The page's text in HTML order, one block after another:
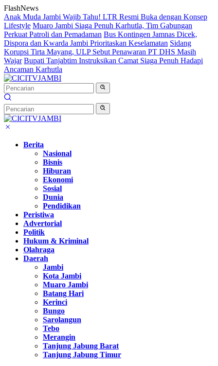
Langsung
ke
konten
FlashNews
Anak Muda Jambi Wajib Tahu! LTR Resmi Buka dengan Konsep
Lifestyle Muaro Jambi Siaga Penuh Karhutla, Tim Gabungan
Perkuat Patroli dan Pemadaman Bus Kontingen Jamnas Dicek,
Dispora dan Kwarda Jambi Prioritaskan Keselamatan Sidang
Korupsi Tirta Mayang, ULP Sebut Penawaran PT DHS Masih
Wajar Bupati Tanjabtim Instruksikan Camat Siaga Penuh Hadapi
Ancaman Karhutla
Berita
Nasional
Bisnis
Hiburan
Ekonomi
Sosial
Dunia
Pendidikan
Peristiwa
Advertorial
Politik
Hukum & Kriminal
Olahraga
Daerah
Jambi
Kota Jambi
Muaro Jambi
Batang Hari
Kerinci
Bungo
Sarolangun
Tebo
Merangin
Tanjung Jabung Barat
Tanjung Jabung Timur